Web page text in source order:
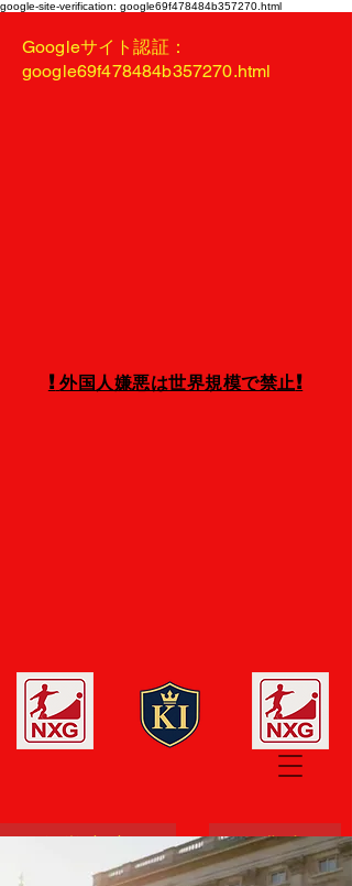
google-site-verification: google69f478484b357270.html
! 外国人嫌悪は世界規模で禁止!
創業者
Googleサイト認証：
google69f478484b357270.html